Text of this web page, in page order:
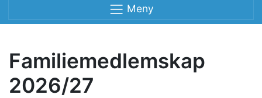
Meny
Familiemedlemskap
2026/27